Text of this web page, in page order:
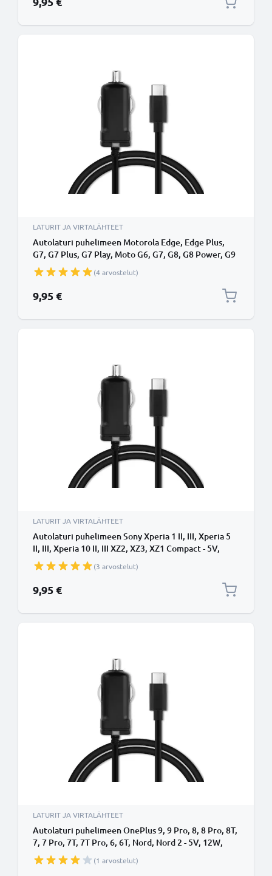
LATURIT JA VIRTALÄHTEET
Autolaturi puhelimeen Motorola Edge, Edge Plus,
G7, G7 Plus, G7 Play, Moto G6, G7, G8, G8 Power, G9
Plus - 5V, 12W, 2.4A, tupakansytytinlaturin johto
1.1m
(4 arvostelut)
9,95 €
LATURIT JA VIRTALÄHTEET
Autolaturi puhelimeen Sony Xperia 1 II, III, Xperia 5
II, III, Xperia 10 II, III XZ2, XZ3, XZ1 Compact - 5V,
12W, 2.4A, tupakansytytinlaturin johto 1.1m
(3 arvostelut)
9,95 €
LATURIT JA VIRTALÄHTEET
Autolaturi puhelimeen OnePlus 9, 9 Pro, 8, 8 Pro, 8T,
7, 7 Pro, 7T, 7T Pro, 6, 6T, Nord, Nord 2 - 5V, 12W,
2.4A, tupakansytytinlaturin johto 1.1m
(1 arvostelut)